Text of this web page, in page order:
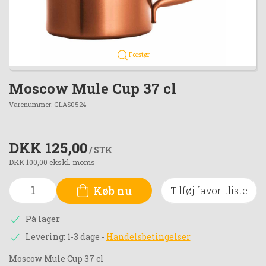
Forstør
Moscow Mule Cup 37 cl
Varenummer: GLAS0524
DKK 125,00/ STK
DKK 100,00 ekskl. moms
Køb nu Tilføj favoritliste
På lager
Levering: 1-3 dage - Handelsbetingelser
Moscow Mule Cup 37 cl